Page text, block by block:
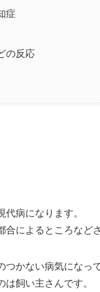
症
の反応
病になります。
によるところなど
かない病気になっ
飼い主さんです。